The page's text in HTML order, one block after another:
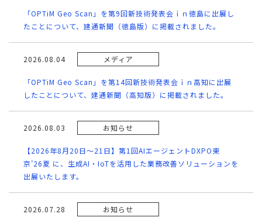
「OPTiM Geo Scan」を第9回新技術発表会ｉｎ徳島に出展し
たことについて、建通新聞（徳島版）に掲載されました。
2026.08.04 メディア
「OPTiM Geo Scan」を第14回新技術発表会ｉｎ高知に出展
したことについて、建通新聞（高知版）に掲載されました。
2026.08.03 お知らせ
【2026年8月20日～21日】第1回AIエージェントDXPO東
京’26夏 に、生成AI・IoTを活用した業務改善ソリューションを
出展いたします。
2026.07.28 お知らせ